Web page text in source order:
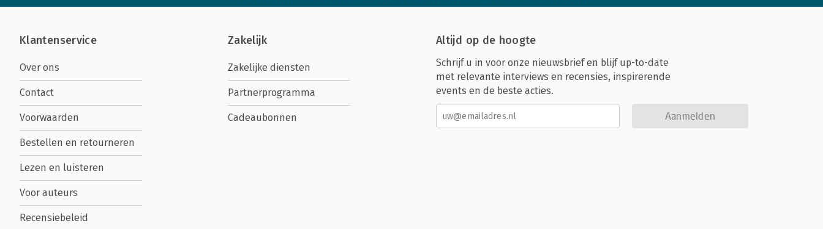
Klantenservice
Over ons
Contact
Voorwaarden
Bestellen en retourneren
Lezen en luisteren
Voor auteurs
Recensiebeleid
Zakelijk
Zakelijke diensten
Partnerprogramma
Cadeaubonnen
Altijd op de hoogte
Schrijf u in voor onze nieuwsbrief en blijf up-to-date
met relevante interviews en recensies, inspirerende
events en de beste acties.
Aanmelden